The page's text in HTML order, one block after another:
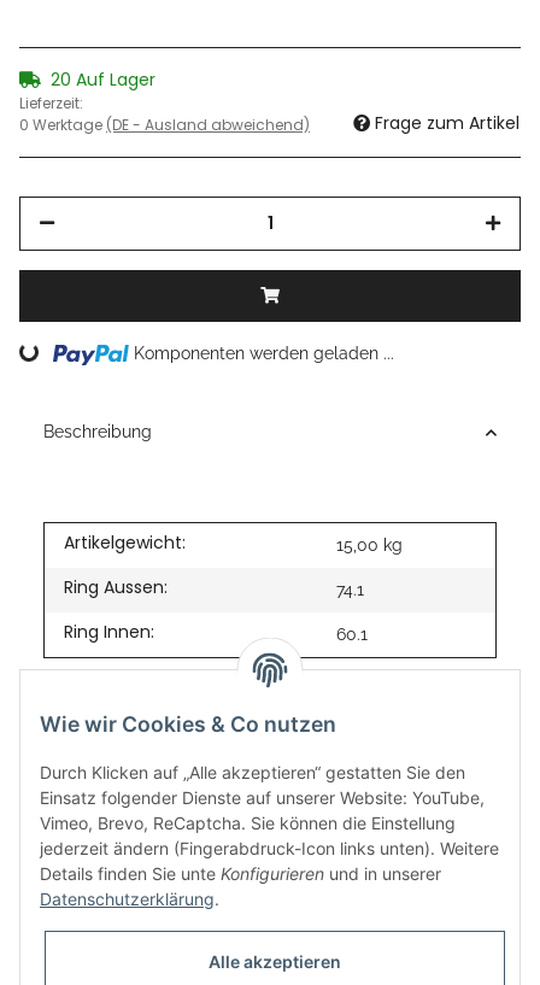
20 Auf Lager
Lieferzeit:
0 Werktage (DE - Ausland abweichend) Frage zum Artikel
Loading... Komponenten werden geladen ...
Beschreibung
Artikelgewicht: 15,00 kg
Ring Aussen: 74.1
Ring Innen: 60.1
Wie wir Cookies & Co nutzen
Durch Klicken auf „Alle akzeptieren“ gestatten Sie den
Einsatz folgender Dienste auf unserer Website: YouTube,
Vimeo, Brevo, ReCaptcha. Sie können die Einstellung
jederzeit ändern (Fingerabdruck-Icon links unten). Weitere
Details finden Sie unte Konfigurieren und in unserer
Datenschutzerklärung.
Alle akzeptieren